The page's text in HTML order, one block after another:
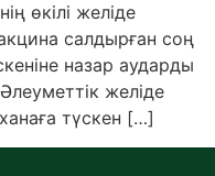
өкілі желіде
салдырған соң
назар аударды
желіде
түскен […]